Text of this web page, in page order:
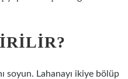
soyun. Lahanayı ikiye bölüp